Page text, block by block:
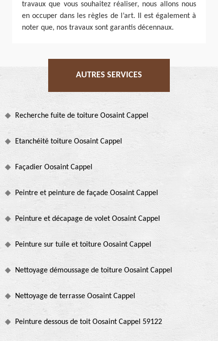
travaux que vous souhaitez réaliser, nous allons nous
en occuper dans les règles de l’art. Il est également à
noter que, nos travaux sont garantis décennaux.
AUTRES SERVICES
Recherche fuite de toiture Oosaint Cappel
Etanchéité toiture Oosaint Cappel
Façadier Oosaint Cappel
Peintre et peinture de façade Oosaint Cappel
Peinture et décapage de volet Oosaint Cappel
Peinture sur tuile et toiture Oosaint Cappel
Nettoyage démoussage de toiture Oosaint Cappel
Nettoyage de terrasse Oosaint Cappel
Peinture dessous de toit Oosaint Cappel 59122